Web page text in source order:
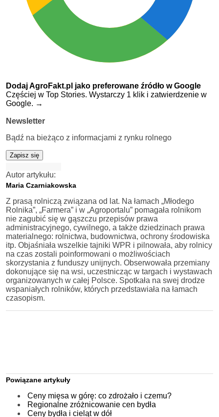
Dodaj AgroFakt.pl jako preferowane źródło w Google
Częściej w Top Stories. Wystarczy 1 klik i zatwierdzenie w
Google. →
Newsletter
Bądź na bieżąco z informacjami z rynku rolnego
Zapisz się
Autor artykułu:
Maria Czarniakowska
Z prasą rolniczą związana od lat. Na łamach „Młodego
Rolnika”, „Farmera” i w „Agroportalu” pomagała rolnikom
nie zagubić się w gąszczu przepisów prawa
administracyjnego, cywilnego, a także dziedzinach prawa
materialnego: rolnictwa, budownictwa, ochrony środowiska
itp. Objaśniała wszelkie tajniki WPR i pilnowała, aby rolnicy
na czas zostali poinformowani o możliwościach
skorzystania z funduszy unijnych. Obserwowała przemiany
dokonujące się na wsi, uczestnicząc w targach i wystawach
organizowanych w całej Polsce. Spotkała na swej drodze
wspaniałych rolników, których przedstawiała na łamach
czasopism.
Powiązane artykuły
Ceny mięsa w górę: co zdrożało i czemu?
Regionalne zróżnicowanie cen bydła
Ceny bydła i cieląt w dół